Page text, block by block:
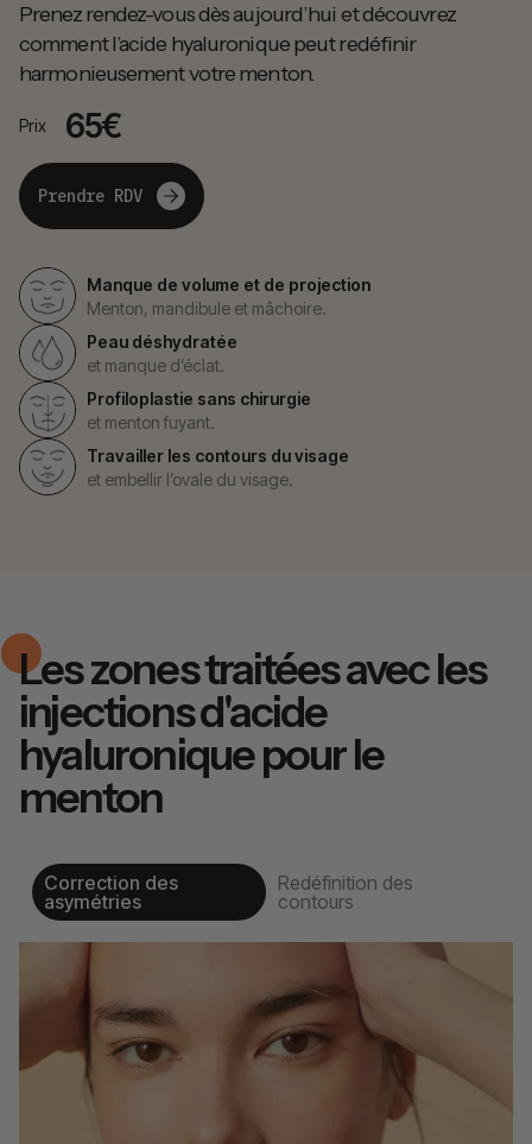
Prenez rendez-vous dès aujourd’hui et découvrez
comment l’acide hyaluronique peut redéfinir
harmonieusement votre menton.
Prix 65€
Prendre RDV
Manque de volume et de projection
Menton, mandibule et mâchoire.
Peau déshydratée
et manque d’éclat.
Profiloplastie sans chirurgie
et menton fuyant.
Travailler les contours du visage
et embellir l’ovale du visage.
Les zones traitées avec les
injections d'acide
hyaluronique pour le
menton
Correction des
asymétries
Redéfinition des
contours